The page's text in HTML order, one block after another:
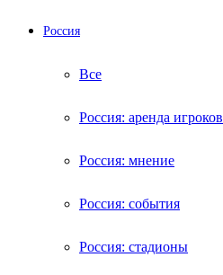
Россия
Все
Россия: аренда игроков
Россия: мнение
Россия: события
Россия: стадионы